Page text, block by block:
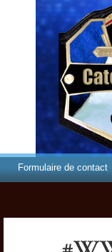
Formulaire de contact